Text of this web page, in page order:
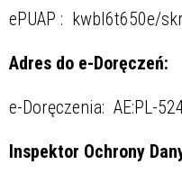
ePUAP : kwbl6t650e/
Adres do e-Doręczeń:
e-Doręczenia: AE:PL-
Inspektor Ochrony